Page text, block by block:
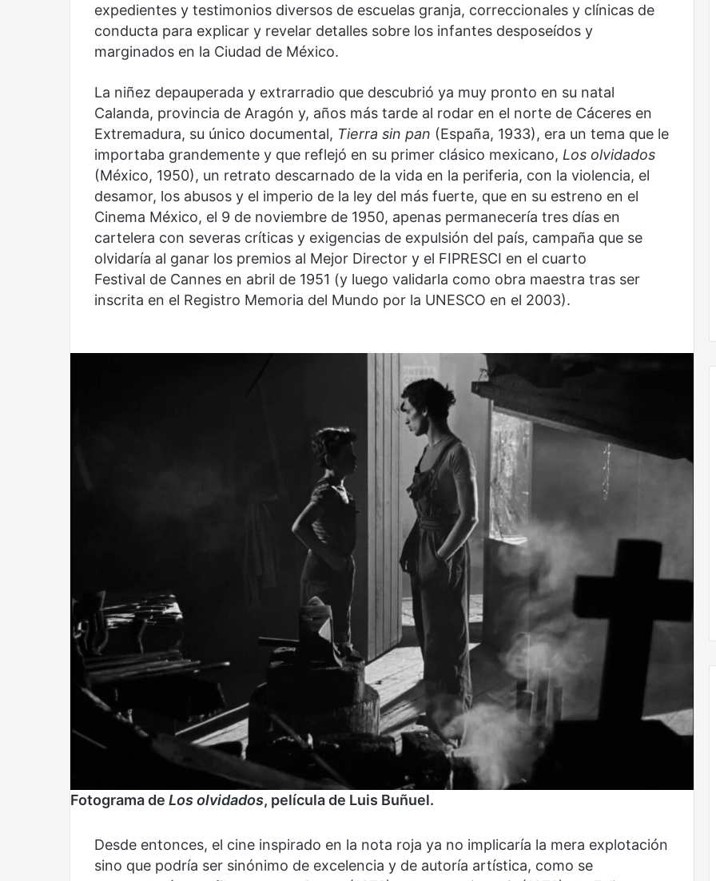
expedientes y testimonios diversos de escuelas granja, correccionales y clínicas de
conducta para explicar y revelar detalles sobre los infantes desposeídos y
marginados en la Ciudad de México.
La niñez depauperada y extrarradio que descubrió ya muy pronto en su natal
Calanda, provincia de Aragón y, años más tarde al rodar en el norte de Cáceres en
Extremadura, su único documental, Tierra sin pan (España, 1933), era un tema que le
importaba grandemente y que reflejó en su primer clásico mexicano, Los olvidados
(México, 1950), un retrato descarnado de la vida en la periferia, con la violencia, el
desamor, los abusos y el imperio de la ley del más fuerte, que en su estreno en el
Cinema México, el 9 de noviembre de 1950, apenas permanecería tres días en
cartelera con severas críticas y exigencias de expulsión del país, campaña que se
olvidaría al ganar los premios al Mejor Director y el FIPRESCI en el cuarto
Festival de Cannes en abril de 1951 (y luego validarla como obra maestra tras ser
inscrita en el Registro Memoria del Mundo por la UNESCO en el 2003).
Fotograma de Los olvidados, película de Luis Buñuel.
Desde entonces, el cine inspirado en la nota roja ya no implicaría la mera explotación
sino que podría ser sinónimo de excelencia y de autoría artística, como se
Reformulación Nueva droga
Obradorista
Obradorista